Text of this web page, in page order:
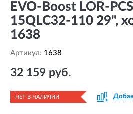
EVO-Boost LOR-
15QLC32-110 29",
1638
Артикул: 1638
32 159 руб.
НЕТ В НАЛИЧИИ